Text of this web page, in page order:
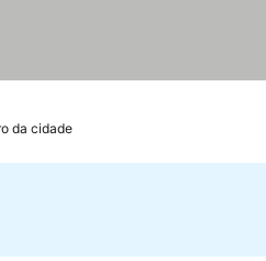
da cidade